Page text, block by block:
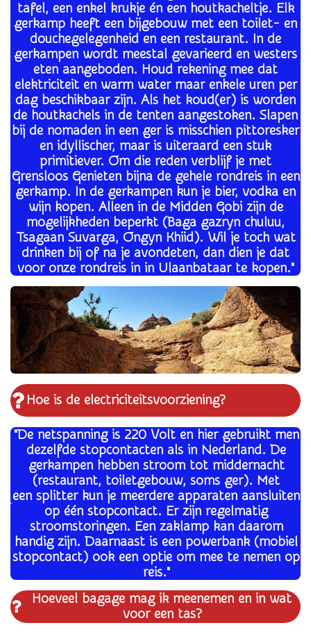
tafel, een enkel krukje én een houtkacheltje. Elk
gerkamp heeft een bijgebouw met een toilet- en
douchegelegenheid en een restaurant. In de
gerkampen wordt meestal gevarieerd en westers
eten aangeboden. Houd rekening mee dat
elektriciteit en warm water maar enkele uren per
dag beschikbaar zijn. Als het koud(er) is worden
de houtkachels in de tenten aangestoken. Slapen
bij de nomaden in een ger is misschien pittoresker
en idyllischer, maar is uiteraard een stuk
primitiever. Om die reden verblijf je met
Grensloos Genieten bijna de gehele rondreis in een
gerkamp. In de gerkampen kun je bier, vodka en
wijn kopen. Alleen in de Midden Gobi zijn de
mogelijkheden beperkt (Baga gazryn chuluu,
Tsagaan Suvarga, Ongyn Khiid). Wil je toch wat
drinken bij of na je avondeten, dan dien je dat
voor onze rondreis in in Ulaanbataar te kopen."
Hoe is de electriciteitsvoorziening?
"De netspanning is 220 Volt en hier gebruikt men
dezelfde stopcontacten als in Nederland. De
gerkampen hebben stroom tot middernacht
(restaurant, toiletgebouw, soms ger). Met
een splitter kun je meerdere apparaten aansluiten
op één stopcontact. Er zijn regelmatig
stroomstoringen. Een zaklamp kan daarom
handig zijn. Daarnaast is een powerbank (mobiel
stopcontact) ook een optie om mee te nemen op
reis."
Hoeveel bagage mag ik meenemen en in wat
voor een tas?